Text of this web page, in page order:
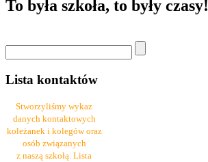
To była szkoła, to były czasy!
Lista kontaktów
Stworzyliśmy wykaz
danych kontaktowych
koleżanek i kolegów oraz
osób związanych
z naszą szkołą. Lista